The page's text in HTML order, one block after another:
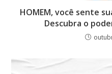
HOMEM, você sente
Descubra o